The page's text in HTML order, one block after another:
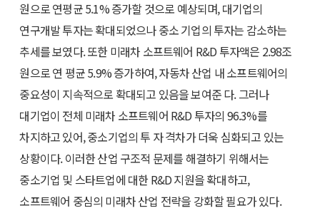
원으로 연평균 5.1% 증가할 것으로 예상되며, 대기업의
연구개발 투자는 확대되었으나 중소 기업의 투자는 감소하는
추세를 보였다. 또한 미래차 소프트웨어 R&D 투자액은 2.98조
원으로 연 평균 5.9% 증가하여, 자동차 산업 내 소프트웨어의
중요성이 지속적으로 확대되고 있음을 보여준 다. 그러나
대기업이 전체 미래차 소프트웨어 R&D 투자의 96.3%를
차지하고 있어, 중소기업의 투 자 격차가 더욱 심화되고 있는
상황이다. 이러한 산업 구조적 문제를 해결하기 위해서는
중소기업 및 스타트업에 대한 R&D 지원을 확대하고,
소프트웨어 중심의 미래차 산업 전략을 강화할 필요가 있다.